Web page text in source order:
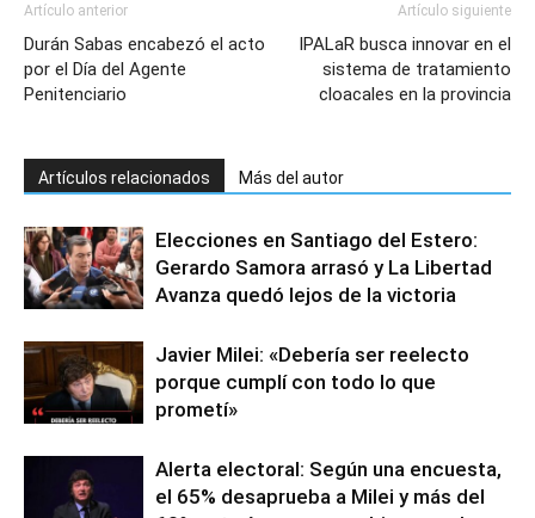
Artículo anterior
Durán Sabas encabezó el acto
por el Día del Agente
Penitenciario
Artículo siguiente
IPALaR busca innovar en el
sistema de tratamiento
cloacales en la provincia
Artículos relacionados Más del autor
Elecciones en Santiago del Estero:
Gerardo Samora arrasó y La Libertad
Avanza quedó lejos de la victoria
Javier Milei: «Debería ser reelecto
porque cumplí con todo lo que
prometí»
Alerta electoral: Según una encuesta,
el 65% desaprueba a Milei y más del